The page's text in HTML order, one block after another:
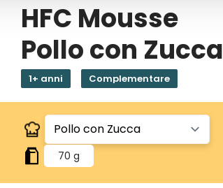
HFC Mousse
Pollo con Zucca
1+ anni Complementare
70 g